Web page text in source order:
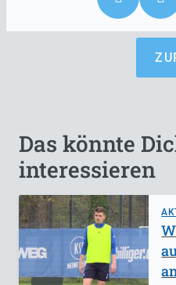
Das könnte
interessieren